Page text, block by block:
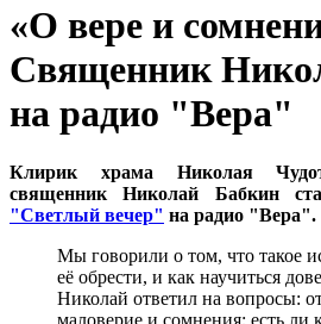
«О вере и
Священник
на радио "Вера"
Клирик храма Николая
священник Николай Бабкин
"Светлый вечер" на радио "Вера".
Мы говорили о том, что такое
её обрести, и как научиться
Николай ответил на вопросы:
маловерие и сомнения; есть ли